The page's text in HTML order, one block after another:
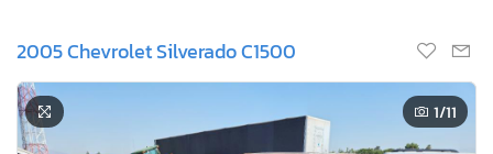
2005 Chevrolet Silverado C1500
1/11